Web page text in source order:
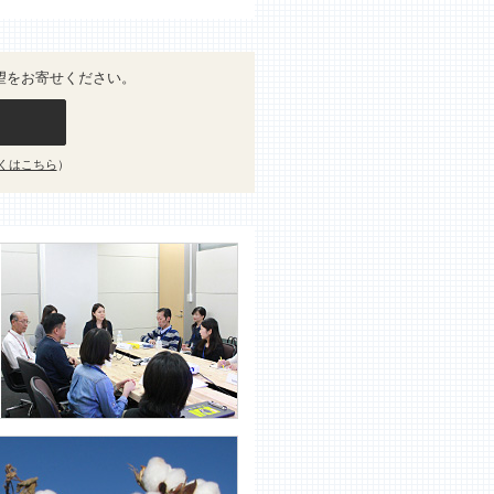
お寄せください。
はこちら ）